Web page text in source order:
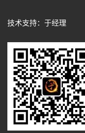
技术支持：于经理